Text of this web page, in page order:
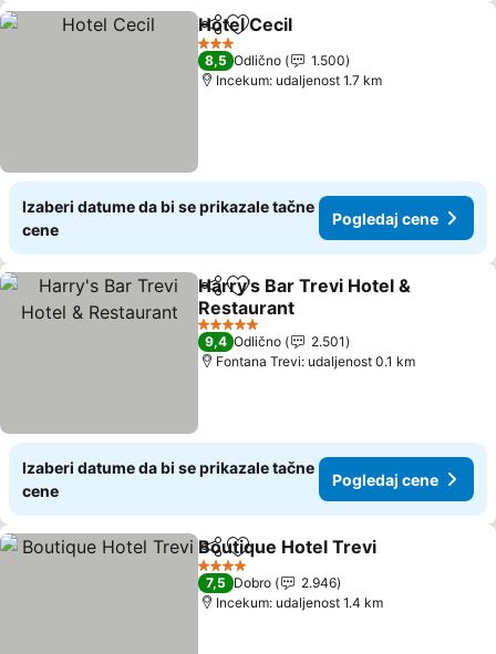
Deli Dodati u favorite
Hotel Cecil
3 Zvezdice
8,5 Odlično
1.500
Incekum: udaljenost 1.7 km
Izaberi datume da bi se prikazale tačne
cene
Pogledaj cene
Deli Dodati u favorite
Harry's Bar Trevi Hotel &
Restaurant
5 Zvezdice
9,4 Odlično
2.501
Fontana Trevi: udaljenost 0.1 km
Izaberi datume da bi se prikazale tačne
cene
Pogledaj cene
Deli Dodati u favorite
Boutique Hotel Trevi
4 Zvezdice
7,5 Dobro
2.946
Incekum: udaljenost 1.4 km